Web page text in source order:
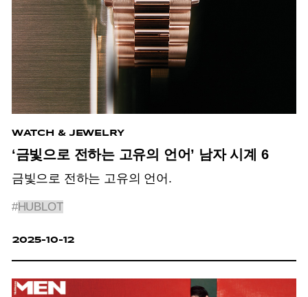
WATCH & JEWELRY
‘금빛으로 전하는 고유의 언어’ 남자 시계 6
금빛으로 전하는 고유의 언어.
#HUBLOT
2025-10-12